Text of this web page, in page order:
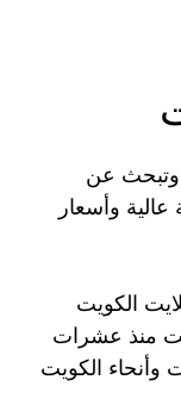
عن
وأسعار
الكويت
منذ عشرات
وأنحاء الكويت